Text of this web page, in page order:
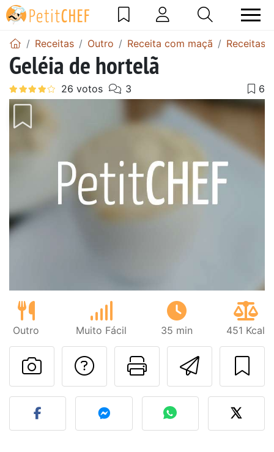
Receitas Outro Receita com maçã Receitas
Geléia de hortelã
Outro Muito Fácil 35 min 451 Kcal
Imprima
Falar com o autor
Fez esta receita?